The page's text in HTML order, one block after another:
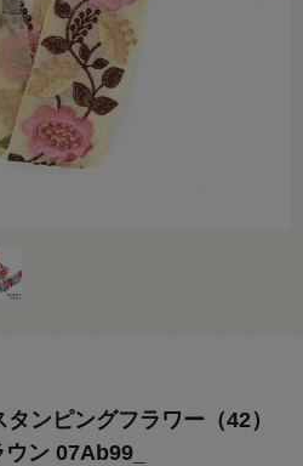
ンピングフラワー（42）
ン 07Ab99_